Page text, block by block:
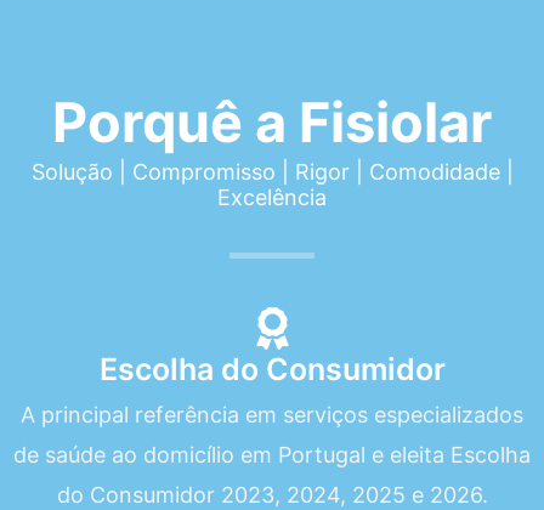
Porquê a Fisiolar
Solução | Compromisso | Rigor | Comodidade |
Excelência
Escolha do Consumidor
A principal referência em serviços especializados
de saúde ao domicílio em Portugal e eleita Escolha
do Consumidor 2023, 2024, 2025 e 2026.